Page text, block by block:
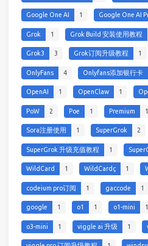
Google One AI 1 Google One AI
Grok 1 Grok Build 安装使用教程
Grok3 3 Grok订阅升级教程 1
OnlyFans 4 Onlyfans添加银行卡
OpenAI 1 OpenClaw 1
PoW 2 Poe 1 Premium 1
Sora注册使用 1 SuperGrok 2
SuperGrok 升级充值教程 1
WildCard 1 WildCardç 1
codeium pro订阅 1 gaccode 1
google 1 o1 1 o1-mini 1
o3-mini 1 viggle ai 升级 1